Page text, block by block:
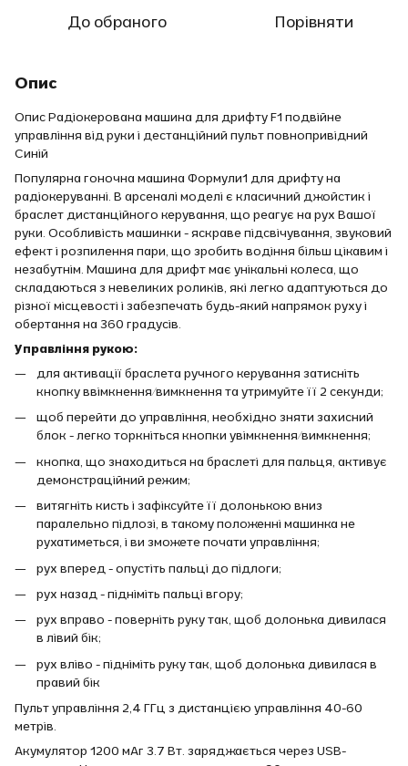
До обраного Порівняти
Опис
Опис Радіокерована машина для дрифту F1 подвійне
управління від руки і дестанційний пульт повнопривідний
Синій
Популярна гоночна машина Формули1 для дрифту на
радіокеруванні. В арсеналі моделі є класичний джойстик і
браслет дистанційного керування, що реагує на рух Вашої
руки. Особливість машинки - яскраве підсвічування, звуковий
ефект і розпилення пари, що зробить водіння більш цікавим і
незабутнім. Машина для дрифт має унікальні колеса, що
складаються з невеликих роликів, які легко адаптуються до
різної місцевості і забезпечать будь-який напрямок руху і
обертання на 360 градусів.
Управління рукою:
для активації браслета ручного керування затисніть
кнопку ввімкнення/вимкнення та утримуйте її 2 секунди;
щоб перейти до управління, необхідно зняти захисний
блок - легко торкніться кнопки увімкнення/вимкнення;
кнопка, що знаходиться на браслеті для пальця, активує
демонстраційний режим;
витягніть кисть і зафіксуйте її долонькою вниз
паралельно підлозі, в такому положенні машинка не
рухатиметься, і ви зможете почати управління;
рух вперед - опустіть пальці до підлоги;
рух назад - підніміть пальці вгору;
рух вправо - поверніть руку так, щоб долонька дивилася
в лівий бік;
рух вліво - підніміть руку так, щоб долонька дивилася в
правий бік
Пульт управління 2,4 ГГц з дистанцією управління 40-60
метрів.
Акумулятор 1200 мАг 3.7 Вт. заряджається через USB-